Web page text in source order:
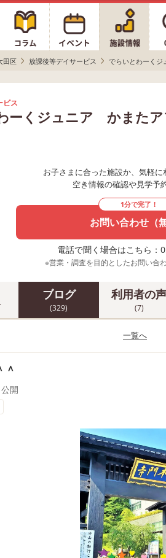
田区 放課後等デイサービス でらいとわーく
ビス
ーくジュニア かまたア
お子さまに合った施設か、気軽に
空き情報の確認や見学予
1分で完了！
お問い合わせ（
電話で聞く場合はこちら：
※営業・調査を目的としたお問い合
ブログ
(329)
利用者の声
(7)
一覧へ
＾
開